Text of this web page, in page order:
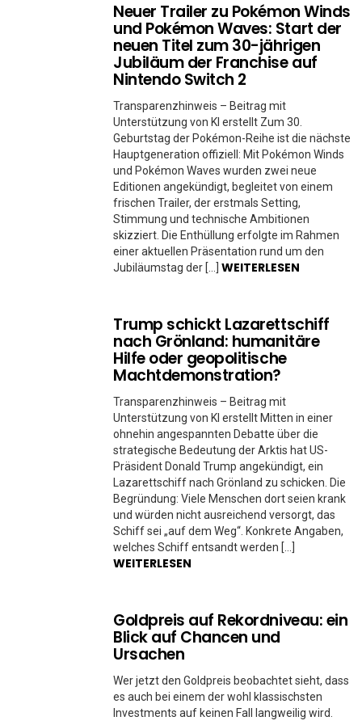
Neuer Trailer zu Pokémon Winds
und Pokémon Waves: Start der
neuen Titel zum 30-jährigen
Jubiläum der Franchise auf
Nintendo Switch 2
Transparenzhinweis – Beitrag mit
Unterstützung von KI erstellt Zum 30.
Geburtstag der Pokémon-Reihe ist die nächste
Hauptgeneration offiziell: Mit Pokémon Winds
und Pokémon Waves wurden zwei neue
Editionen angekündigt, begleitet von einem
frischen Trailer, der erstmals Setting,
Stimmung und technische Ambitionen
skizziert. Die Enthüllung erfolgte im Rahmen
einer aktuellen Präsentation rund um den
Jubiläumstag der […] WEITERLESEN
Trump schickt Lazarettschiff
nach Grönland: humanitäre
Hilfe oder geopolitische
Machtdemonstration?
Transparenzhinweis – Beitrag mit
Unterstützung von KI erstellt Mitten in einer
ohnehin angespannten Debatte über die
strategische Bedeutung der Arktis hat US-
Präsident Donald Trump angekündigt, ein
Lazarettschiff nach Grönland zu schicken. Die
Begründung: Viele Menschen dort seien krank
und würden nicht ausreichend versorgt, das
Schiff sei „auf dem Weg“. Konkrete Angaben,
welches Schiff entsandt werden […]
WEITERLESEN
Goldpreis auf Rekordniveau: ein
Blick auf Chancen und
Ursachen
Wer jetzt den Goldpreis beobachtet sieht, dass
es auch bei einem der wohl klassischsten
Investments auf keinen Fall langweilig wird.